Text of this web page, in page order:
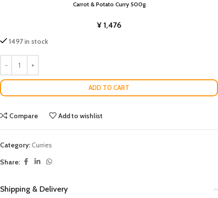
Carrot & Potato Curry 500g
¥1,476
1497 in stock
ADD TO CART
Compare Add to wishlist
Category:Curries
Share:
Shipping & Delivery